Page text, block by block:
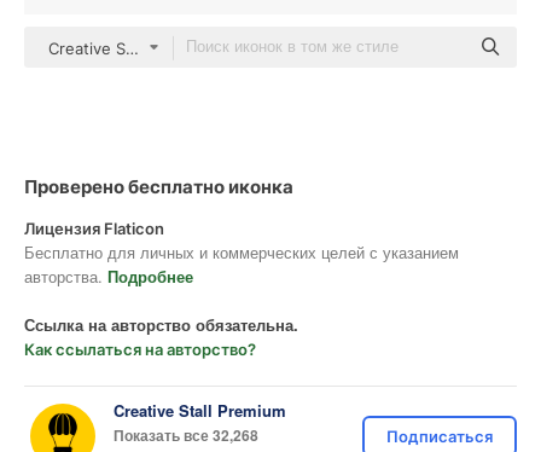
Creative Stall Premium Fill
Проверено бесплатно иконка
Лицензия Flaticon
Бесплатно для личных и коммерческих целей с указанием
авторства. Подробнее
Ссылка на авторство обязательна.
Как ссылаться на авторство?
Creative Stall Premium
Показать все 32,268
Подписаться